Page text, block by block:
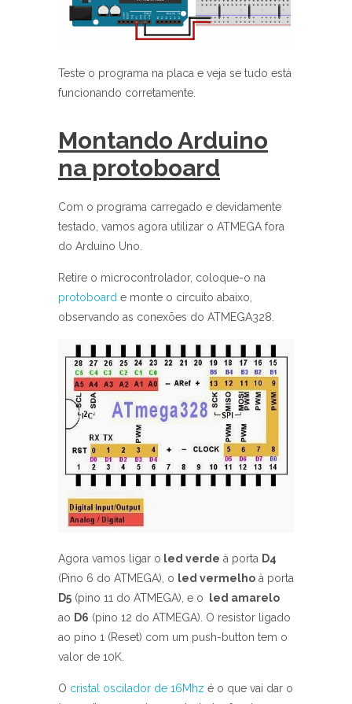
Teste o programa na placa e veja se tudo está
funcionando corretamente.
Montando Arduino
na protoboard
Com o programa carregado e devidamente
testado, vamos agora utilizar o ATMEGA fora
do Arduino Uno.
Retire o microcontrolador, coloque-o na
protoboard e monte o circuito abaixo,
observando as conexões do ATMEGA328.
Agora vamos ligar o led verde à porta D4
(Pino 6 do ATMEGA), o led vermelho à porta
D5 (pino 11 do ATMEGA), e o
led amarelo
ao D6 (pino 12 do ATMEGA). O resistor ligado
ao pino 1 (Reset) com um push-button tem o
valor de 10K.
O cristal oscilador de 16Mhz é o que vai dar o